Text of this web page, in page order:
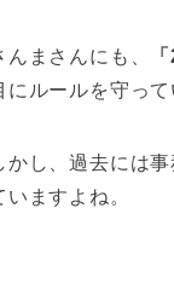
んまさんにも、
にルールを守っ
かし、過去には
いますよね。